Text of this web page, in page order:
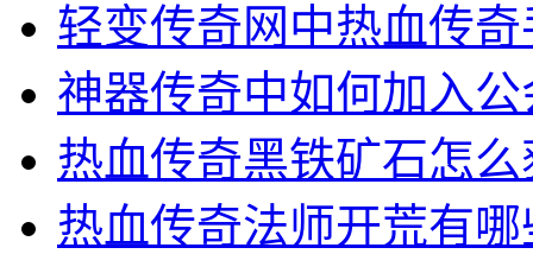
轻变传奇网中热血传
神器传奇中如何加入公
热血传奇黑铁矿石怎
热血传奇法师开荒有